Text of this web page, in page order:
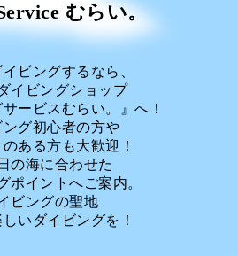
むらい。
ビングするなら、
イビングショップ
サービスむらい。』へ！
ング初心者の方や
ある方も大歓迎！
の海に合わせた
ポイントへご案内。
ビングの聖地
いダイビングを！